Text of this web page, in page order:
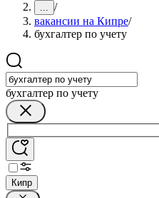
... /
вакансии на Кипре/
бухгалтер по учету
бухгалтер по учету
Кипр